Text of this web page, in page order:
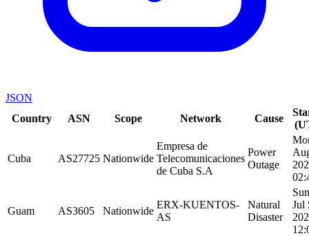
JSON
Country
ASN Scope Network Cause
Cuba AS27725 Nationwide
Empresa de
Telecomunicaciones
de Cuba S.A
Power
Outage
Guam AS3605 Nationwide
ERX-KUENTOS-
AS
Natural
Disaster
Jul